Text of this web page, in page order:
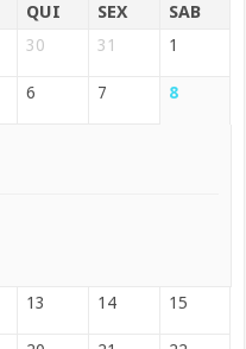
QUI SEX SAB
30 31 1
6 7 8
13 14 15